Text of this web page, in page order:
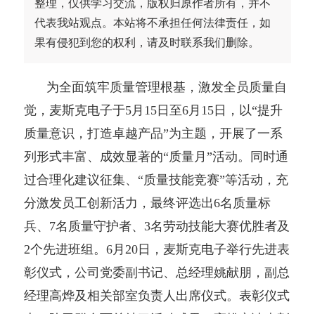
整理，仅供学习交流，版权归原作者所有，并不
代表我站观点。本站将不承担任何法律责任，如
果有侵犯到您的权利，请及时联系我们删除。
为全面筑牢质量管理根基，激发全员质量自
觉，麦斯克电子于5月15日至6月15日，以“提升
质量意识，打造卓越产品”为主题，开展了一系
列形式丰富、成效显著的“质量月”活动。同时通
过合理化建议征集、“质量技能竞赛”等活动，充
分激发员工创新活力，最终评选出6名质量标
兵、7名质量守护者、3名劳动技能大赛优胜者及
2个先进班组。6月20日，麦斯克电子举行先进表
彰仪式，公司党委副书记、总经理姚献朋，副总
经理高烨及相关部室负责人出席仪式。表彰仪式